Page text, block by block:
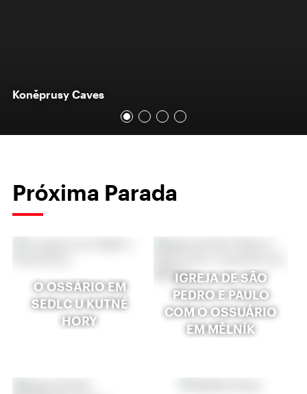
Koněprusy Caves
Próxima Parada
O OSSÁRIO EM
SEDLC U KUTNÉ
HORY
IGREJA DE SÃO
PEDRO E PAULO
COM O OSSUÁRIO
EM MĚLNÍK